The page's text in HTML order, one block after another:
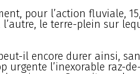
pour l’action fluviale,
l’autre, le terre-plein sur
il encore durer ainsi,
urgente l’inexorable raz-